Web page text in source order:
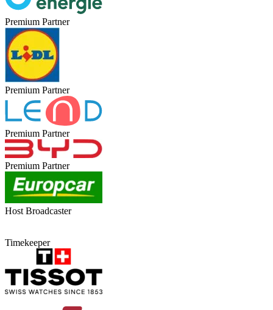
Premium Partner
Premium Partner
Premium Partner
Premium Partner
Host Broadcaster
Timekeeper